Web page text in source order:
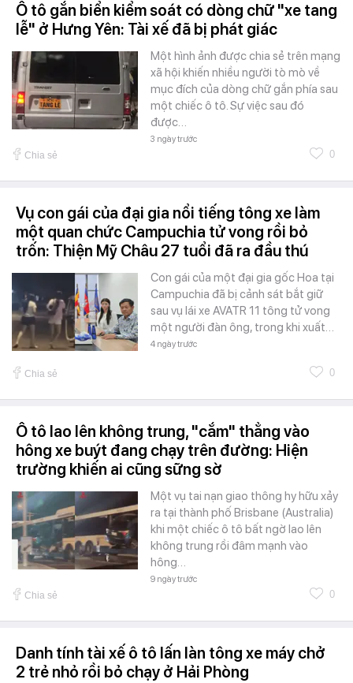
Ô tô gắn biển kiểm soát có dòng chữ "xe tang
lễ" ở Hưng Yên: Tài xế đã bị phát giác
Một hình ảnh được chia sẻ trên mạng
xã hội khiến nhiều người tò mò về
mục đích của dòng chữ gắn phía sau
một chiếc ô tô. Sự việc sau đó
được…
3 ngày trước
Chia sẻ 0
Vụ con gái của đại gia nổi tiếng tông xe làm
một quan chức Campuchia tử vong rồi bỏ
trốn: Thiện Mỹ Châu 27 tuổi đã ra đầu thú
Con gái của một đại gia gốc Hoa tại
Campuchia đã bị cảnh sát bắt giữ
sau vụ lái xe AVATR 11 tông tử vong
một người đàn ông, trong khi xuất…
4 ngày trước
Chia sẻ 0
Ô tô lao lên không trung, "cắm" thẳng vào
hông xe buýt đang chạy trên đường: Hiện
trường khiến ai cũng sững sờ
Một vụ tai nạn giao thông hy hữu xảy
ra tại thành phố Brisbane (Australia)
khi một chiếc ô tô bất ngờ lao lên
không trung rồi đâm mạnh vào
hông…
9 ngày trước
Chia sẻ 0
Danh tính tài xế ô tô lấn làn tông xe máy chở
2 trẻ nhỏ rồi bỏ chạy ở Hải Phòng